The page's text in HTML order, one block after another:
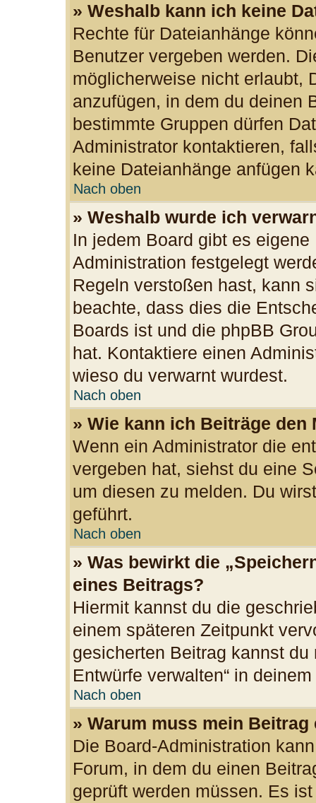
» Weshalb kann ich keine
Rechte für Dateianhänge
Benutzer vergeben werden.
möglicherweise nicht erlaubt,
anzufügen, in dem du deinen
bestimmte Gruppen dürfen
Administrator kontaktieren,
keine Dateianhänge anfügen
Nach oben
» Weshalb wurde ich
In jedem Board gibt es
Administration festgelegt
Regeln verstoßen hast, kann
beachte, dass dies die
Boards ist und die phpBB
hat. Kontaktiere einen
wieso du verwarnt wurdest.
Nach oben
» Wie kann ich Beiträge den
Wenn ein Administrator die
vergeben hat, siehst du eine
um diesen zu melden. Du
geführt.
Nach oben
» Was bewirkt die
eines Beitrags?
Hiermit kannst du die
einem späteren Zeitpunkt
gesicherten Beitrag kannst du
Entwürfe verwalten“ in
Nach oben
» Warum muss mein
Die Board-Administration
Forum, in dem du einen
geprüft werden müssen. Es